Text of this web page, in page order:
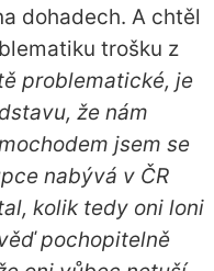
dohadech. A chtěl
trošku z
problematické, je
že nám
jsem se
nabývá v ČR
kolik tedy oni loni
pochopitelně